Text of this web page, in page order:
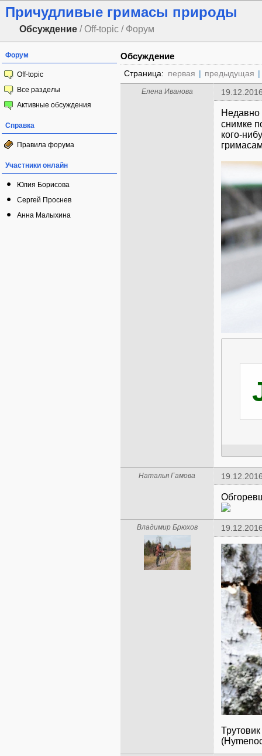
Причудливые гримасы природы
Обсуждение / Off-topic / Форум
Форум
Off-topic
Все разделы
Активные обсуждения
Справка
Правила форума
Участники онлайн
Юлия Борисова
Сергей Проснев
Анна Малыхина
Обсуждение
Страница: первая | предыдущая |
Елена Иванова
Недавно
снимке
кого-
Наталья Гамова
Владимир Брюхов